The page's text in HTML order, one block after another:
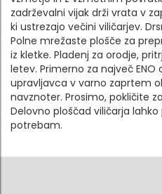
zadrževalni vijak drži vrata v
ki ustrezajo večini viličarjev.
Polne mrežaste plošče za
iz kletke. Pladenj za orodje,
letev. Primerno za največ ENO
upravljavca v varno zaprtem
navznoter. Prosimo, pokličite
Delovno ploščad viličarja
potrebam.